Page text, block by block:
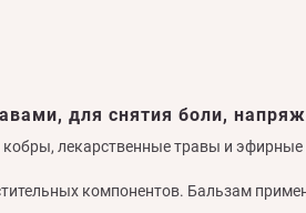
для снятия боли,
лекарственные травы и эфирные
компонентов. Бальзам